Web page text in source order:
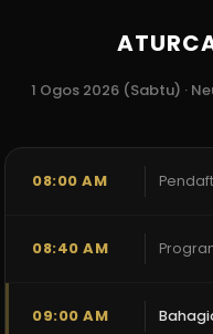
1 Ogos 2026 (Sabtu) ·
08:00 AM
08:40 AM
09:00 AM